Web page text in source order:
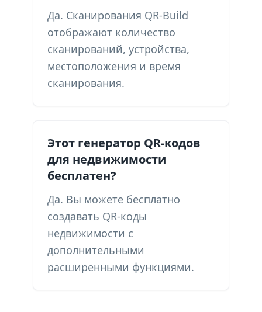
Да. Сканирования QR-Build
отображают количество
сканирований, устройства,
местоположения и время
сканирования.
Этот генератор QR-кодов
для недвижимости
бесплатен?
Да. Вы можете бесплатно
создавать QR-коды
недвижимости с
дополнительными
расширенными функциями.